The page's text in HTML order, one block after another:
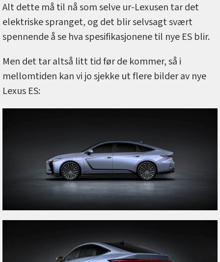
Alt dette må til nå som selve ur-Lexusen tar det
elektriske spranget, og det blir selvsagt svært
spennende å se hva spesifikasjonene til nye ES blir.
Men det tar altså litt tid før de kommer, så i
mellomtiden kan vi jo sjekke ut flere bilder av nye
Lexus ES: